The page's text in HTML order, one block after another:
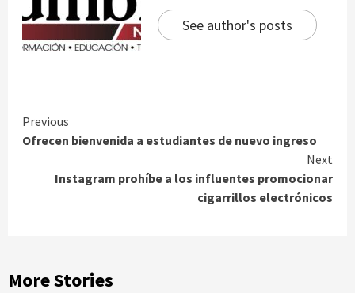
See author's posts
Continue
Previous
Ofrecen bienvenida a estudiantes de nuevo ingreso
Next
Instagram prohíbe a los influentes promocionar
cigarrillos electrónicos
More Stories